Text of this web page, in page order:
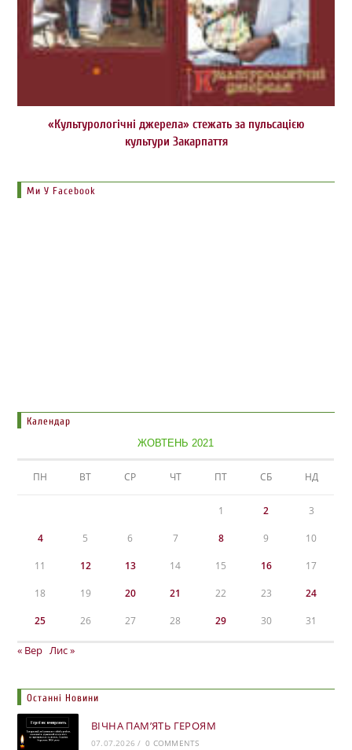
«Культурологічні джерела» стежать за пульсацією
культури Закарпаття
Ми У Facebook
Календар
ЖОВТЕНЬ 2021
ПН ВТ СР ЧТ ПТ СБ НД
1 2 3
4 5 6 7 8 9 10
11 12 13 14 15 16 17
18 19 20 21 22 23 24
25 26 27 28 29 30 31
« Вер Лис »
Останні Новини
ВІЧНА ПАМ’ЯТЬ ГЕРОЯМ
07.07.2026 / 0 COMMENTS